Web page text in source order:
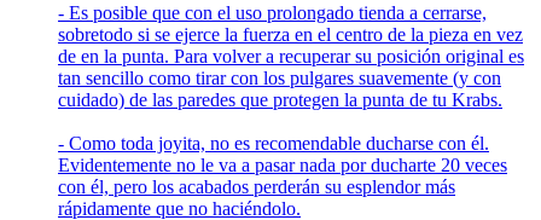
- Es posible que con el uso prolongado tienda a cerrarse,
sobretodo si se ejerce la fuerza en el centro de la pieza en vez
de en la punta. Para volver a recuperar su posición original es
tan sencillo como tirar con los pulgares suavemente (y con
cuidado) de las paredes que protegen la punta de tu Krabs.
- Como toda joyita, no es recomendable ducharse con él.
Evidentemente no le va a pasar nada por ducharte 20 veces
con él, pero los acabados perderán su esplendor más
rápidamente que no haciéndolo.